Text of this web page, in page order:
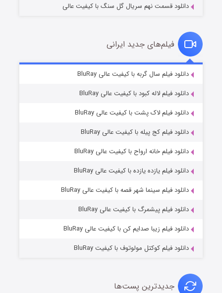
قسمت۷ (زیرنویس) منتشر شد
دانلود قسمت نهم سریال گل سنگ با کیفیت عالی
فیلم‌های جدید ایرانی
دانلود فیلم سال گربه با کیفیت عالی BluRay
دانلود فیلم لاله کبود با کیفیت عالی BluRay
دانلود فیلم لاک پشت با کیفیت عالی BluRay
دانلود فیلم کج‌ پیله با کیفیت عالی BluRay
دانلود فیلم خانه ارواح با کیفیت عالی BluRay
دانلود فیلم یازده یازده با کیفیت عالی BluRay
دانلود فیلم سینما شهر قصه با کیفیت عالی BluRay
دانلود فیلم پیشمرگ با کیفیت عالی BluRay
دانلود فیلم زیبا صدایم کن با کیفیت عالی BluRay
دانلود فیلم کوکتل مولوتوف با کیفیت BluRay
جدیدترین پست‌ها